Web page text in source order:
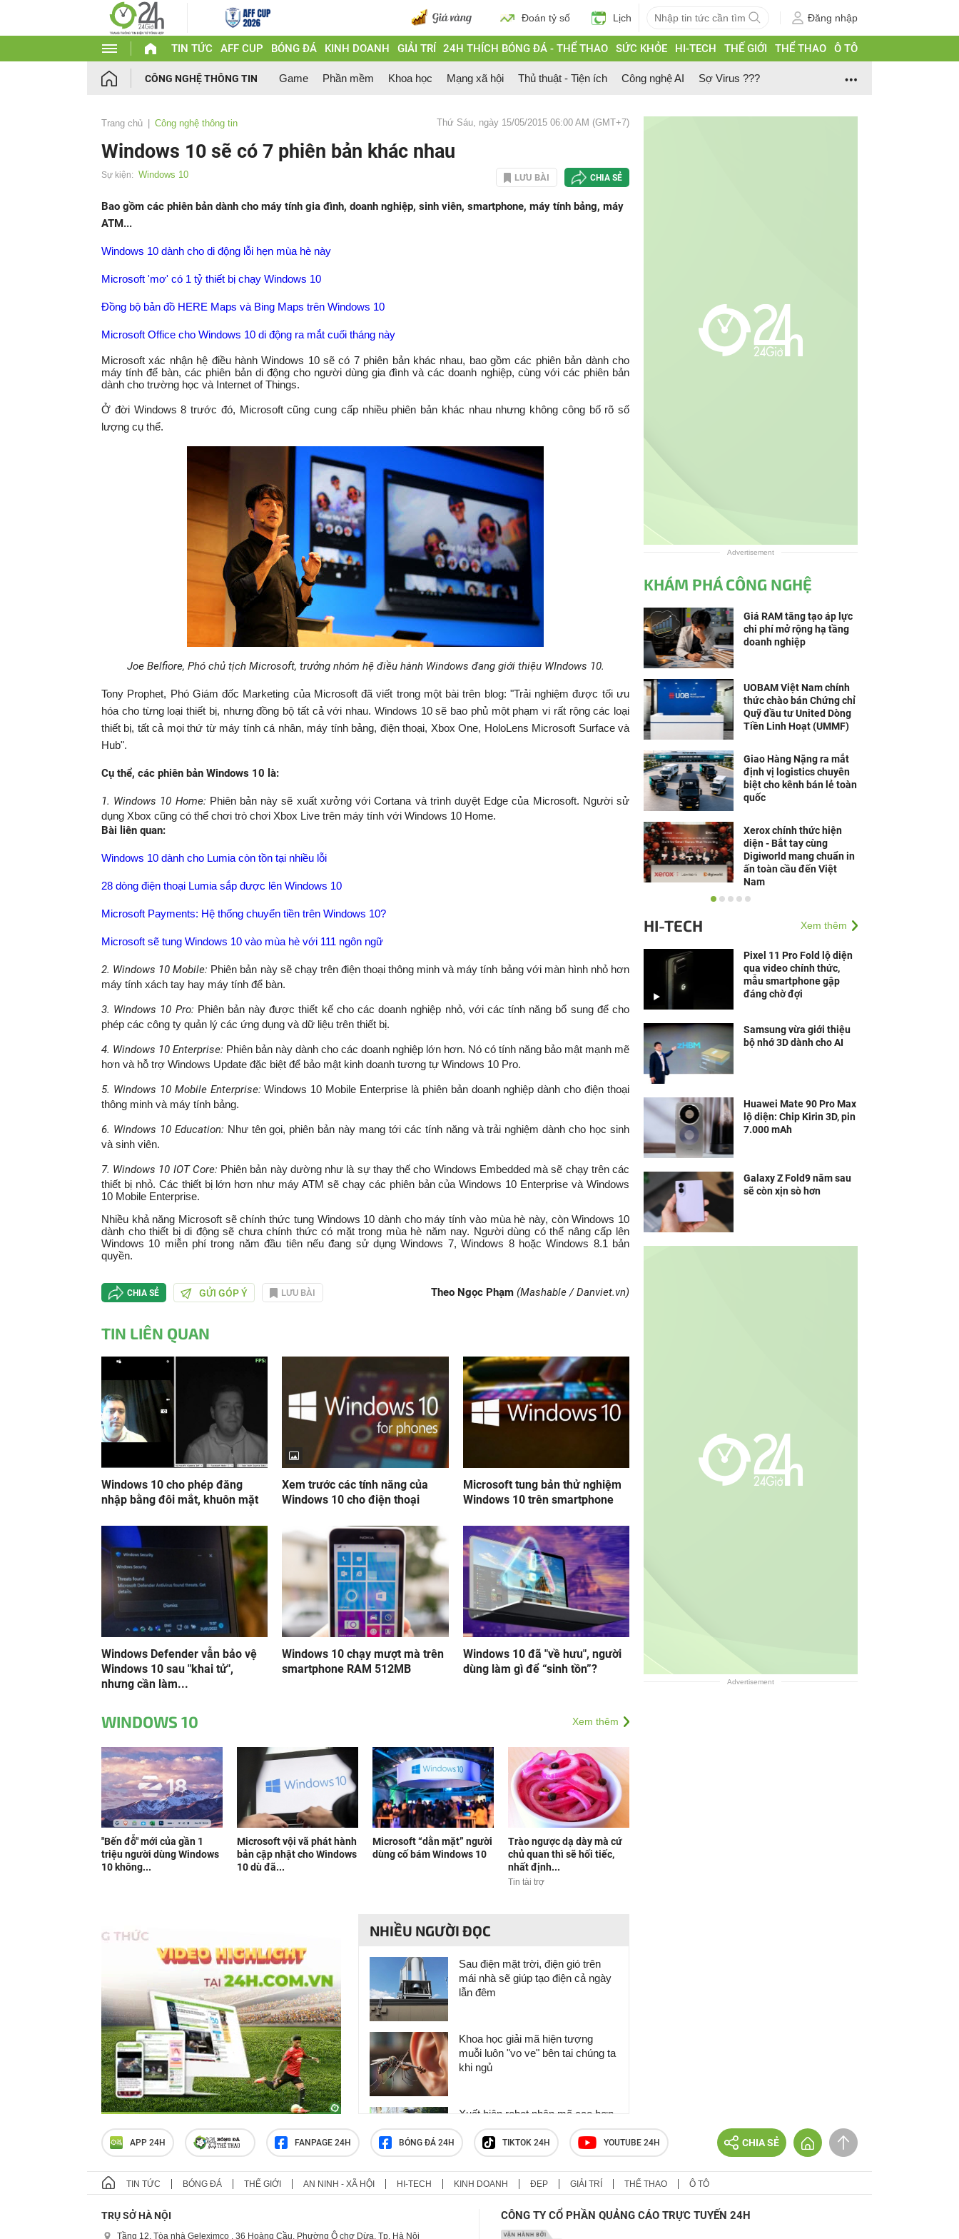
Đoán tỷ số Lịch Đăng nhập
TIN TỨC AFF CUP BÓNG ĐÁ KINH DOANH GIẢI TRÍ 24H THÍCH BÓNG ĐÁ - THỂ THAO SỨC KHỎE HI-TECH THẾ GIỚI THỂ THAO Ô TÔ
CÔNG NGHỆ THÔNG TIN Game Phần mềm Khoa học Mạng xã hội Thủ thuật - Tiện ích Công nghệ AI Sợ Virus ???
Trang chủ Công nghệ thông tin Thứ Sáu, ngày 15/05/2015 06:00 AM (GMT+7)
Windows 10 sẽ có 7 phiên bản khác nhau
Sự kiện: Windows 10 LƯU BÀI CHIA SẺ
Bao gồm các phiên bản dành cho máy tính gia đình, doanh nghiệp, sinh viên, smartphone, máy tính bảng, máy
ATM...
Windows 10 dành cho di động lỗi hẹn mùa hè này
Microsoft 'mơ' có 1 tỷ thiết bị chạy Windows 10
Đồng bộ bản đồ HERE Maps và Bing Maps trên Windows 10
Microsoft Office cho Windows 10 di động ra mắt cuối tháng này
Microsoft xác nhận hệ điều hành Windows 10 sẽ có 7 phiên bản khác nhau, bao gồm các phiên bản dành cho
máy tính để bàn, các phiên bản di động cho người dùng gia đình và các doanh nghiệp, cùng với các phiên bản
dành cho trường học và Internet of Things.
Ở đời Windows 8 trước đó, Microsoft cũng cung cấp nhiều phiên bản khác nhau nhưng không công bố rõ số
lượng cụ thể.
Joe Belfiore, Phó chủ tịch Microsoft, trưởng nhóm hệ điều hành Windows đang giới thiệu WIndows 10.
Tony Prophet, Phó Giám đốc Marketing của Microsoft đã viết trong một bài trên blog: "Trải nghiệm được tối ưu
hóa cho từng loại thiết bị, nhưng đồng bộ tất cả với nhau. Windows 10 sẽ bao phủ một phạm vi rất rộng các loại
thiết bị, tất cả mọi thứ từ máy tính cá nhân, máy tính bảng, điện thoại, Xbox One, HoloLens Microsoft Surface và
Hub".
Cụ thể, các phiên bản Windows 10 là:
1. Windows 10 Home: Phiên bản này sẽ xuất xưởng với Cortana và trình duyệt Edge của Microsoft. Người sử
dụng Xbox cũng có thể chơi trò chơi Xbox Live trên máy tính với Windows 10 Home.
Bài liên quan:
Windows 10 dành cho Lumia còn tồn tại nhiều lỗi
28 dòng điện thoại Lumia sắp được lên Windows 10
Microsoft Payments: Hệ thống chuyển tiền trên Windows 10?
Microsoft sẽ tung Windows 10 vào mùa hè với 111 ngôn ngữ
2. Windows 10 Mobile: Phiên bản này sẽ chạy trên điện thoại thông minh và máy tính bảng với màn hình nhỏ hơn
máy tính xách tay hay máy tính để bàn.
3. Windows 10 Pro: Phiên bản này được thiết kế cho các doanh nghiệp nhỏ, với các tính năng bổ sung để cho
phép các công ty quản lý các ứng dụng và dữ liệu trên thiết bị.
4. Windows 10 Enterprise: Phiên bản này dành cho các doanh nghiệp lớn hơn. Nó có tính năng bảo mật mạnh mẽ
hơn và hỗ trợ Windows Update đặc biệt để bảo mật kinh doanh tương tự Windows 10 Pro.
5. Windows 10 Mobile Enterprise: Windows 10 Mobile Enterprise là phiên bản doanh nghiệp dành cho điện thoại
thông minh và máy tính bảng.
6. Windows 10 Education: Như tên gọi, phiên bản này mang tới các tính năng và trải nghiệm dành cho học sinh
và sinh viên.
7. Windows 10 IOT Core: Phiên bản này dường như là sự thay thế cho Windows Embedded mà sẽ chạy trên các
thiết bị nhỏ. Các thiết bị lớn hơn như máy ATM sẽ chạy các phiên bản của Windows 10 Enterprise và Windows
10 Mobile Enterprise.
Nhiều khả năng Microsoft sẽ chính thức tung Windows 10 dành cho máy tính vào mùa hè này, còn Windows 10
dành cho thiết bị di động sẽ chưa chính thức có mặt trong mùa hè năm nay. Người dùng có thể nâng cấp lên
Windows 10 miễn phí trong năm đầu tiên nếu đang sử dụng Windows 7, Windows 8 hoặc Windows 8.1 bản
quyền.
CHIA SẺ GỬI GÓP Ý LƯU BÀI Theo Ngọc Phạm (Mashable / Danviet.vn)
TIN LIÊN QUAN
Windows 10 cho phép đăng
nhập bằng đôi mắt, khuôn mặt
Xem trước các tính năng của
Windows 10 cho điện thoại
Microsoft tung bản thử nghiệm
Windows 10 trên smartphone
Windows Defender vẫn bảo vệ
Windows 10 sau "khai tử",
nhưng cần làm...
Windows 10 chạy mượt mà trên
smartphone RAM 512MB
Windows 10 đã "về hưu", người
dùng làm gì để “sinh tồn”?
WINDOWS 10 Xem thêm
"Bến đỗ" mới của gần 1
triệu người dùng Windows
10 không...
Microsoft vội vã phát hành
bản cập nhật cho Windows
10 dù đã...
Microsoft “dằn mặt” người
dùng cố bám Windows 10
Trào ngược dạ dày mà cứ
chủ quan thì sẽ hối tiếc,
nhất định...
Tin tài trợ
NHIỀU NGƯỜI ĐỌC
Sau điện mặt trời, điện gió trên
mái nhà sẽ giúp tạo điện cả ngày
lẫn đêm
Khoa học giải mã hiện tượng
muỗi luôn "vo ve" bên tai chúng ta
khi ngủ
Xuất hiện robot nhân mã cao hơn
2 mét, mang cưa máy chuyên
cứu hộ
Xôn xao clip robot "tung cước" tấn
trong ngày đầu đi làm
Advertisement
KHÁM PHÁ CÔNG NGHỆ
Giá RAM tăng tạo áp lực
chi phí mở rộng hạ tầng
doanh nghiệp
UOBAM Việt Nam chính
thức chào bán Chứng chỉ
Quỹ đầu tư United Dòng
Tiền Linh Hoạt (UMMF)
Giao Hàng Nặng ra mắt
định vị logistics chuyên
biệt cho kênh bán lẻ toàn
quốc
Xerox chính thức hiện
diện - Bắt tay cùng
Digiworld mang chuẩn in
ấn toàn cầu đến Việt
Nam
Cộng đồng Võ Lâm
Lâm Tình Kiếm 3D
HI-TECH Xem thêm
Pixel 11 Pro Fold lộ diện
qua video chính thức,
mẫu smartphone gập
đáng chờ đợi
Samsung vừa giới thiệu
bộ nhớ 3D dành cho AI
Huawei Mate 90 Pro Max
lộ diện: Chip Kirin 3D, pin
7.000 mAh
Galaxy Z Fold9 năm sau
sẽ còn xịn sò hơn
Advertisement
APP 24H FANPAGE 24H BÓNG ĐÁ 24H TIKTOK 24H YOUTUBE 24H CHIA SẺ
TIN TỨC BÓNG ĐÁ THẾ GIỚI AN NINH - XÃ HỘI HI-TECH KINH DOANH ĐẸP GIẢI TRÍ THỂ THAO Ô TÔ
TRỤ SỞ HÀ NỘI
Tầng 12, Tòa nhà Geleximco , 36 Hoàng Cầu, Phường Ô chợ Dừa, Tp. Hà Nội
CÔNG TY CỔ PHẦN QUẢNG CÁO TRỰC TUYẾN 24H